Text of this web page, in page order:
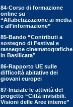
84-Corso di formazione
online su
“Alfabetizzazione ai media
e all’informazione”
85-Bando “Contributi a
sostegno di Festival e
rassegne cinematografiche
in Basilicata”
86-Rapporto UE sulle
difficoltà abitative dei
giovani europei
87-Iniziate le attività del
progetto “Città invisibili.
Visioni delle Aree interne”